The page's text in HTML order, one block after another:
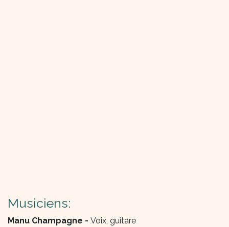
Musiciens:
Manu Champagne - Voix, guitare​